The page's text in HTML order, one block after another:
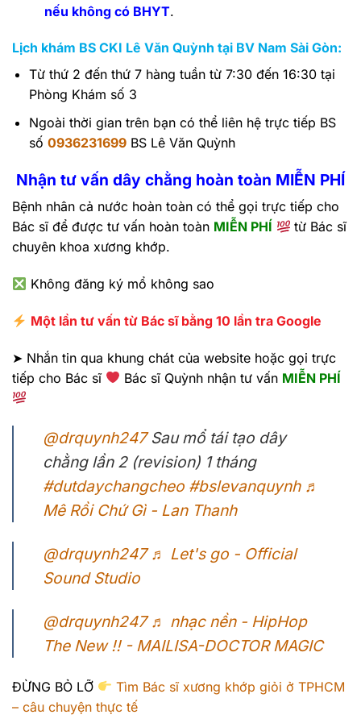
nếu không có BHYT.
Lịch khám BS CKI Lê Văn Quỳnh tại BV Nam Sài Gòn:
Từ thứ 2 đến thứ 7 hàng tuần từ 7:30 đến 16:30 tại
Phòng Khám số 3
Ngoài thời gian trên bạn có thể liên hệ trực tiếp BS
số 0936231699BS Lê Văn Quỳnh
Nhận tư vấn dây chằng hoàn toàn MIỄN PHÍ
Bệnh nhân cả nước hoàn toàn có thể gọi trực tiếp cho
Bác sĩ để được tư vấn hoàn toàn MIỄN PHÍ
từ Bác sĩ
chuyên khoa xương khớp.
Không đăng ký mổ không sao
Một lần tư vấn từ Bác sĩ bằng 10 lần tra Google
➤ Nhắn tin qua khung chát của website hoặc gọi trực
tiếp cho Bác sĩ
Bác sĩ Quỳnh nhận tư vấn MIỄN PHÍ
@drquynh247Sau mổ tái tạo dây
chằng lần 2 (revision) 1 tháng
#dutdaychangcheo #bslevanquynh ♬
Mê Rồi Chứ Gì - Lan Thanh
@drquynh247 ♬ Let's go - Official
Sound Studio
@drquynh247 ♬ nhạc nền - HipHop
The New !! - MAILISA-DOCTOR MAGIC
ĐỪNG BỎ LỠ
Tìm Bác sĩ xương khớp giỏi ở TPHCM
– câu chuyện thực tế